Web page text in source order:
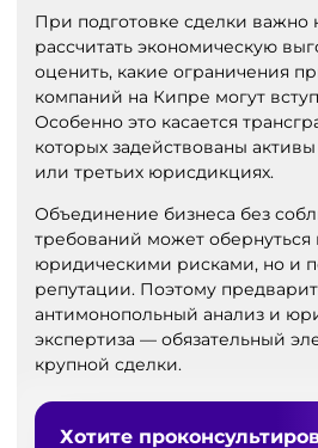
При подготовке сделки важно
рассчитать экономическую
оценить, какие ограничения
компаний на Кипре могут
Особенно это касается
которых задействованы
или третьих юрисдикциях.
Объединение бизнеса без
требований может обернуться
юридическими рисками, но и
репутации. Поэтому
антимонопольный анализ и
экспертиза — обязательный
крупной сделки.
Хотите